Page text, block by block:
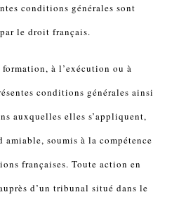
conditions générales sont
le droit français.
à l’exécution ou à
conditions générales ainsi
auxquelles elles s’appliquent,
amiable, soumis à la compétence
françaises. Toute action en
d’un tribunal situé dans le